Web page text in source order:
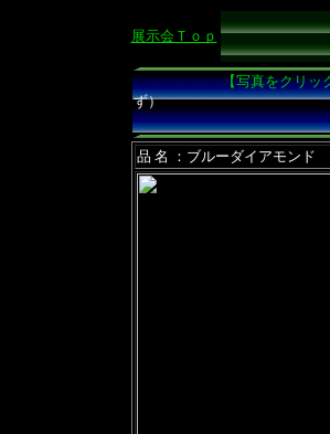
展示会Ｔｏｐ
【写真をクリッ
ず）
品 名 ：ブルーダイアモンド